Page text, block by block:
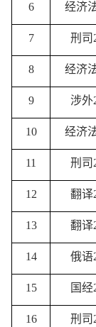
6 经济
7 刑司
8 经济
9 涉外
10 经济
11 刑司
12 翻译
13 翻译
14 俄语
15 国经
16 刑司